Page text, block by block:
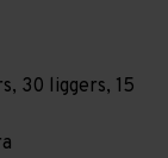
30 liggers, 15